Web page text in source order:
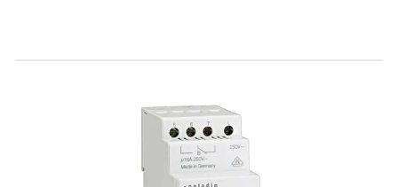
Incl. BTW